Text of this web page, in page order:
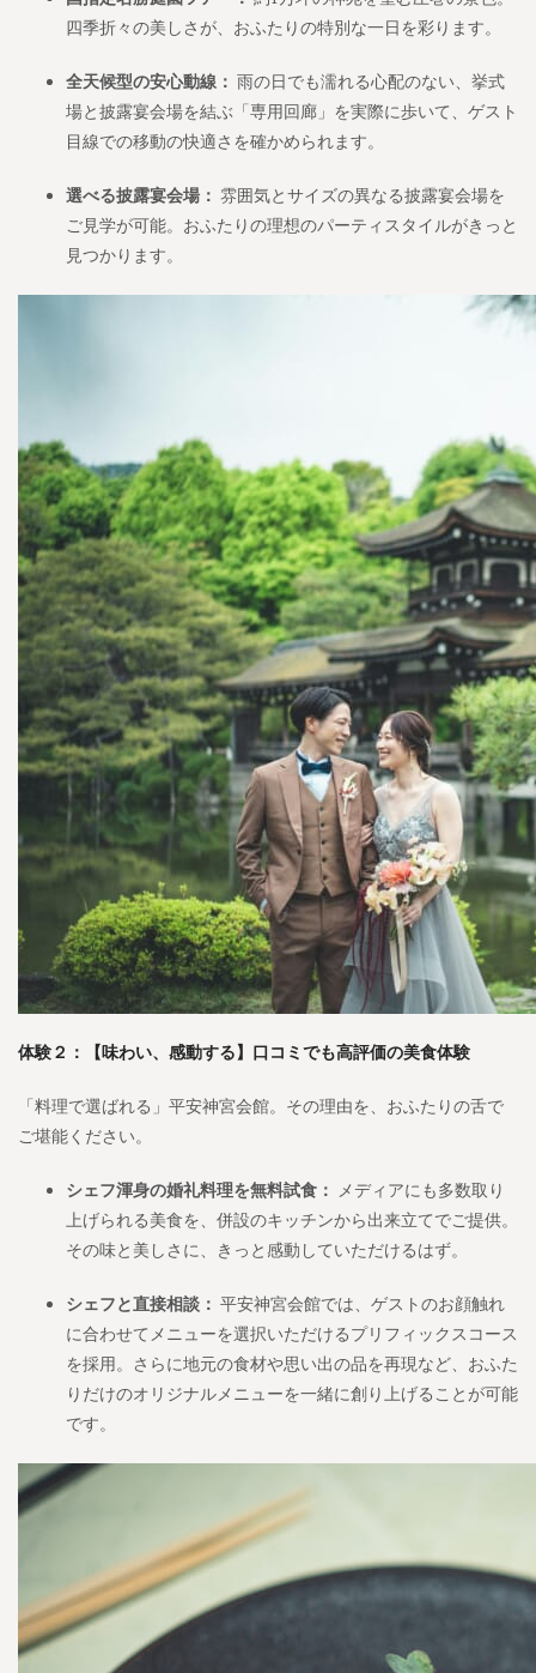
四季折々の美しさが、おふたりの特別な一日を彩ります。
全天候型の安心動線： 雨の日でも濡れる心配のない、挙式
場と披露宴会場を結ぶ「専用回廊」を実際に歩いて、ゲスト
目線での移動の快適さを確かめられます。
選べる披露宴会場： 雰囲気とサイズの異なる披露宴会場を
ご見学が可能。おふたりの理想のパーティスタイルがきっと
見つかります。
体験２：【味わい、感動する】口コミでも高評価の美食体験
「料理で選ばれる」平安神宮会館。その理由を、おふたりの舌で
ご堪能ください。
シェフ渾身の婚礼料理を無料試食： メディアにも多数取り
上げられる美食を、併設のキッチンから出来立てでご提供。
その味と美しさに、きっと感動していただけるはず。
シェフと直接相談： 平安神宮会館では、ゲストのお顔触れ
に合わせてメニューを選択いただけるプリフィックスコース
を採用。さらに地元の食材や思い出の品を再現など、おふた
りだけのオリジナルメニューを一緒に創り上げることが可能
です。